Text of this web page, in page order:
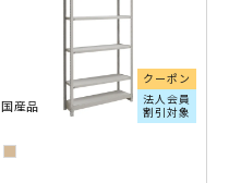
クーポン
法人会員
割引対象
国産品